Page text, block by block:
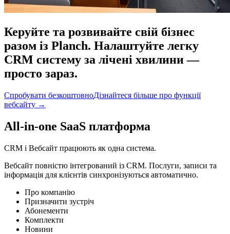
Керуйте та розвивайте свій бізнес
разом із Planch. Налаштуйте легку
CRM систему за лічені хвилини —
просто зараз.
Спробувати безкоштовноДізнайтеся більше про функції
вебсайту →
All-in-one SaaS платформа
CRM і Вебсайт працюють як одна система.
Вебсайт повністю інтегрований із CRM. Послуги, записи та
інформація для клієнтів синхронізуються автоматично.
Про компанію
Призначити зустріч
Абонементи
Комплекти
Новини